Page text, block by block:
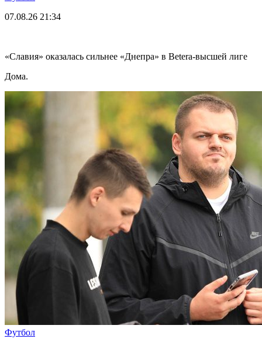
07.08.26 21:34
«Славия» оказалась сильнее «Днепра» в Betera-высшей лиге
Дома.
Футбол